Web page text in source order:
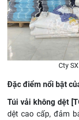
Cty
Đặc điểm nổi bật
Túi vải không dệt
dệt cao cấp, đảm